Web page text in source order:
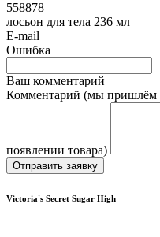
558878
лосьон для тела 236 мл
E-mail
Ошибка
Ваш комментарий
Комментарий (мы пришлём
появлении товара)
Отправить заявку
Victoria's Secret Sugar High